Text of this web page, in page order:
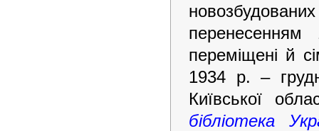
переміщені й
1934 р. –
Київської
бібліотека